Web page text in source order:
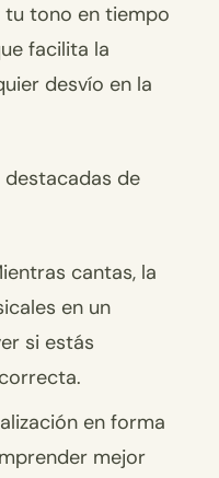
tono en tiempo
facilita la
desvío en la
de
cantas, la
en un
si estás
en forma
mejor